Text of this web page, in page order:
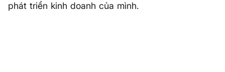
phát triển kinh doanh của mình.